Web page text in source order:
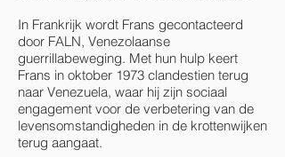
In Frankrijk wordt Frans gecontacteerd
door FALN, Venezolaanse
guerrillabeweging. Met hun hulp keert
Frans in oktober 1973 clandestien terug
naar Venezuela, waar hij zijn sociaal
engagement voor de verbetering van de
levensomstandigheden in de krottenwijken
terug aangaat.